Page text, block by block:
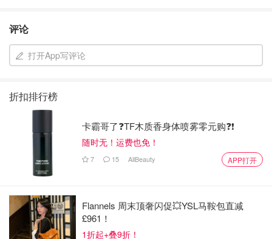
评论
打开App写评论
折扣排行榜
卡霸哥了❓TF木质香身体喷雾零元购❓❗
随时无！运费也免！
7 15 AllBeauty APP打开
Flannels 周末顶奢闪促💥YSL马鞍包直减
£961！
1折起+叠9折！